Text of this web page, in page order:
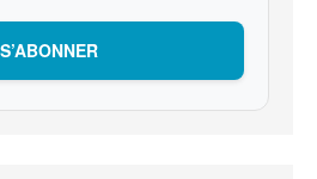
S’ABONNER